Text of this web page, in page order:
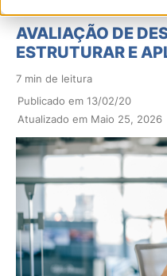
AVALIAÇÃO DE
ESTRUTURAR E
7 min de leitura
Publicado em 13/02/20
Atualizado em Maio 25, 2026